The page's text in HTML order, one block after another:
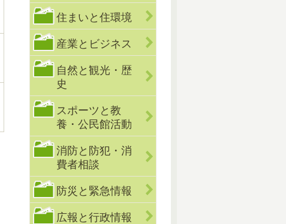
住まいと住環境
産業とビジネス
自然と観光・歴
史
スポーツと教
養・公民館活動
消防と防犯・消
費者相談
防災と緊急情報
広報と行政情報